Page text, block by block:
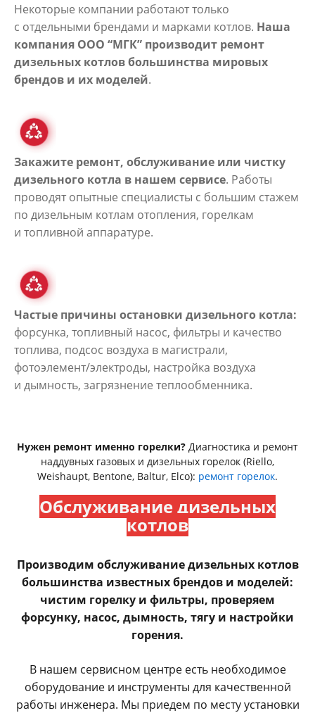
Некоторые компании работают только
с отдельными брендами и марками котлов. Наша
компания ООО “МГК” производит ремонт
дизельных котлов большинства мировых
брендов и их моделей.
Закажите ремонт, обслуживание или чистку
дизельного котла в нашем сервисе. Работы
проводят опытные специалисты с большим стажем
по дизельным котлам отопления, горелкам
и топливной аппаратуре.
Частые причины остановки дизельного котла:
форсунка, топливный насос, фильтры и качество
топлива, подсос воздуха в магистрали,
фотоэлемент/электроды, настройка воздуха
и дымность, загрязнение теплообменника.
Нужен ремонт именно горелки? Диагностика и ремонт
наддувных газовых и дизельных горелок (Riello,
Weishaupt, Bentone, Baltur, Elco): ремонт горелок.
Обслуживание дизельных
котлов
Производим обслуживание дизельных котлов
большинства известных брендов и моделей:
чистим горелку и фильтры, проверяем
форсунку, насос, дымность, тягу и настройки
горения.
В нашем сервисном центре есть необходимое
оборудование и инструменты для качественной
работы инженера. Мы приедем по месту установки